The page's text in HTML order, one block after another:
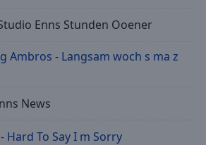
Enns Stunden Ooener
Ambros - Langsam woch s ma z
News
Hard To Say I m Sorry